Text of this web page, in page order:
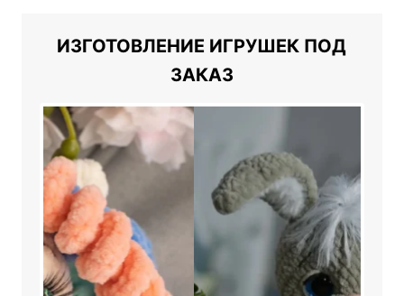
ИЗГОТОВЛЕНИЕ ИГРУШЕК ПОД
ЗАКАЗ